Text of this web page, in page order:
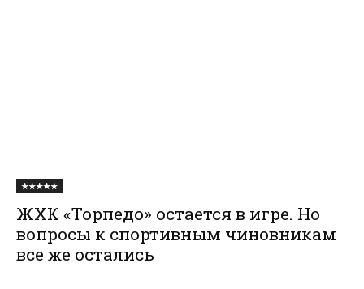
★★★★★
ЖХК «Торпедо» остается в игре. Но
вопросы к спортивным чиновникам
все же остались